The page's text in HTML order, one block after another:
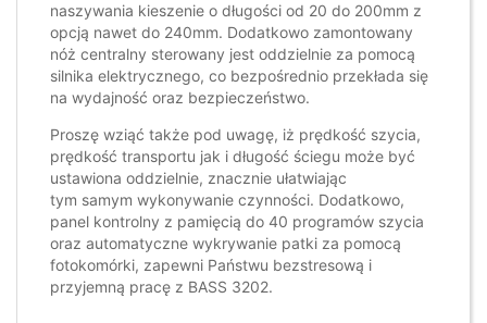
naszywania kieszenie o długości od 20 do 200mm z
opcją nawet do 240mm. Dodatkowo zamontowany
nóż centralny sterowany jest oddzielnie za pomocą
silnika elektrycznego, co bezpośrednio przekłada się
na wydajność oraz bezpieczeństwo.
Proszę wziąć także pod uwagę, iż prędkość szycia,
prędkość transportu jak i długość ściegu może być
ustawiona oddzielnie, znacznie ułatwiając
tym samym wykonywanie czynności. Dodatkowo,
panel kontrolny z pamięcią do 40 programów szycia
oraz automatyczne wykrywanie patki za pomocą
fotokomórki, zapewni Państwu bezstresową i
przyjemną pracę z BASS 3202.